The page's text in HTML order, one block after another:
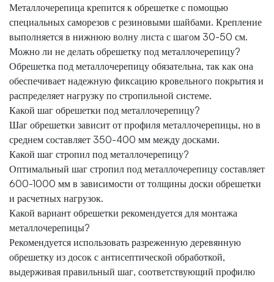
Металлочерепица крепится к обрешетке с помощью
специальных саморезов с резиновыми шайбами. Крепление
выполняется в нижнюю волну листа с шагом 30-50 см.
Можно ли не делать обрешетку под металлочерепицу?
Обрешетка под металлочерепицу обязательна, так как она
обеспечивает надежную фиксацию кровельного покрытия и
распределяет нагрузку по стропильной системе.
Какой шаг обрешетки под металлочерепицу?
Шаг обрешетки зависит от профиля металлочерепицы, но в
среднем составляет 350-400 мм между досками.
Какой шаг стропил под металлочерепицу?
Оптимальный шаг стропил под металлочерепицу составляет
600-1000 мм в зависимости от толщины доски обрешетки
и расчетных нагрузок.
Какой вариант обрешетки рекомендуется для монтажа
металлочерепицы?
Рекомендуется использовать разреженную деревянную
обрешетку из досок с антисептической обработкой,
выдерживая правильный шаг, соответствующий профилю